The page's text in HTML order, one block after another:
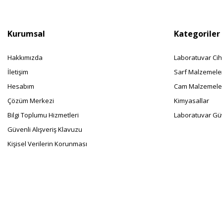
Kurumsal
Hakkımızda
İletişim
Hesabım
Çözüm Merkezi
Bilgi Toplumu Hizmetleri
Güvenli Alışveriş Klavuzu
Kişisel Verilerin Korunması
Kategoriler
Laboratuvar
Sarf
Cam
Kimyasallar
Laboratuvar